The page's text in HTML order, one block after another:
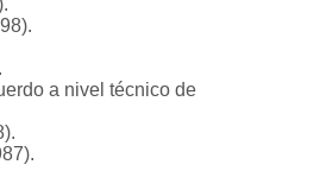
a nivel técnico de